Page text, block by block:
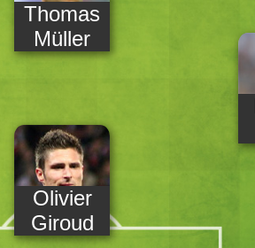
Thomas
Müller
Olivier
Giroud